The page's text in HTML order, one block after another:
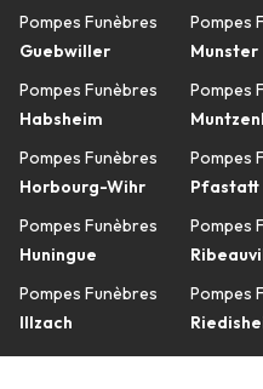
Pompes Funèbres
Guebwiller
Pompes Funèbres
Habsheim
Pompes Funèbres
Horbourg-Wihr
Pompes Funèbres
Huningue
Pompes Funèbres
Illzach
Pompes
Munster
Pompes
Pompes
Pfastatt
Pompes
Pompes